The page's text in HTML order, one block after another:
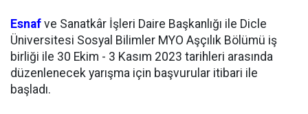
Esnaf ve Sanatkâr İşleri Daire Başkanlığı ile Dicle
Üniversitesi Sosyal Bilimler MYO Aşçılık Bölümü iş
birliği ile 30 Ekim - 3 Kasım 2023 tarihleri arasında
düzenlenecek yarışma için başvurular itibari ile
başladı.